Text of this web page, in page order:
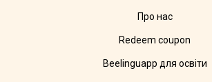
Про нас
Redeem coupon
Beelinguapp для освіти